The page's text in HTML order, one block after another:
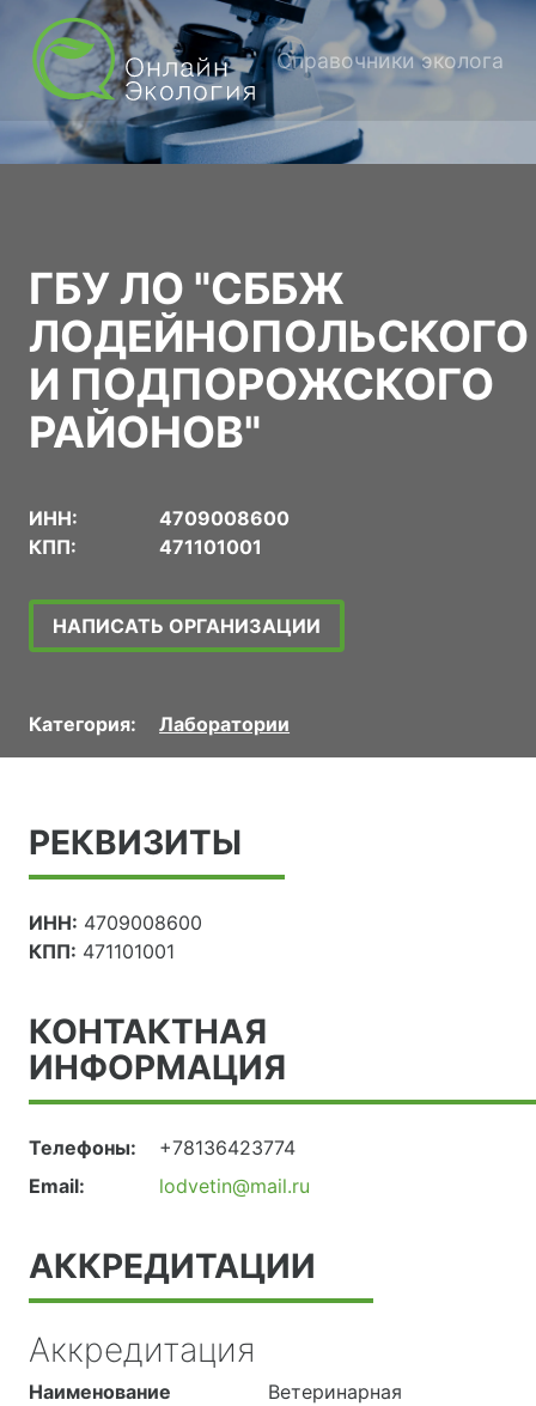
Справочники эколога
ГБУ ЛО "СББЖ
ЛОДЕЙНОПОЛЬСКОГО
И ПОДПОРОЖСКОГО
РАЙОНОВ"
ИНН:
4709008600
КПП:
471101001
НАПИСАТЬ ОРГАНИЗАЦИИ
Категория: Лаборатории
РЕКВИЗИТЫ
ИНН: 4709008600
КПП: 471101001
КОНТАКТНАЯ
ИНФОРМАЦИЯ
Телефоны:
+78136423774
Email:
lodvetin@mail.ru
АККРЕДИТАЦИИ
Аккредитация
Наименование
Ветеринарная